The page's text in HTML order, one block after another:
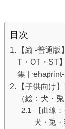
目次
【縦 -普通
T・OT・ST
集 |
【子供向け
（絵：犬・兎
【曲線
犬・兎